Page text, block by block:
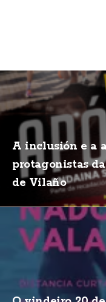
A inclusión e a
protagonistas
de Vilaño